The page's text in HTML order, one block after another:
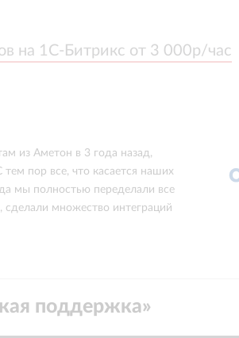
на 1С-Битрикс от 3 000р/час
на 1С-Битрикс от 3 000р/час
из Аметон в 3 года назад,
пор все, что касается наших
мы полностью переделали все
сделали множество интеграций
поддержка»